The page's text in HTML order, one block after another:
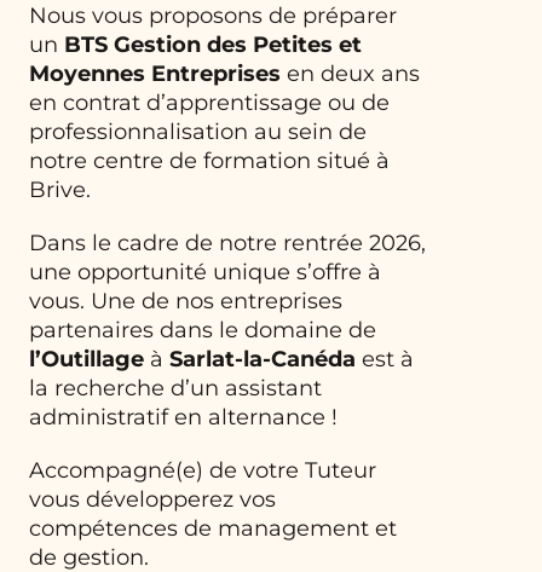
Nous vous proposons de préparer
un BTS Gestion des Petites et
Moyennes Entreprises en deux ans
en contrat d’apprentissage ou de
professionnalisation au sein de
notre centre de formation situé à
Brive.
Dans le cadre de notre rentrée 2026,
une opportunité unique s’offre à
vous. Une de nos entreprises
partenaires dans le domaine de
l’Outillage à Sarlat-la-Canéda est à
la recherche d’un assistant
administratif en alternance !
Accompagné(e) de votre Tuteur
vous développerez vos
compétences de management et
de gestion.